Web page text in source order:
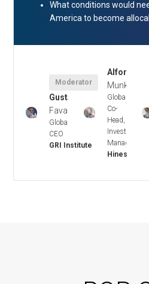
What conditions would
America to become
+
Moderator
Gustavo
Favaron
Global
CEO
GRI Institute
+
Alfonso
Munk
Global
Co-
Head,
Investment
Management
Hines